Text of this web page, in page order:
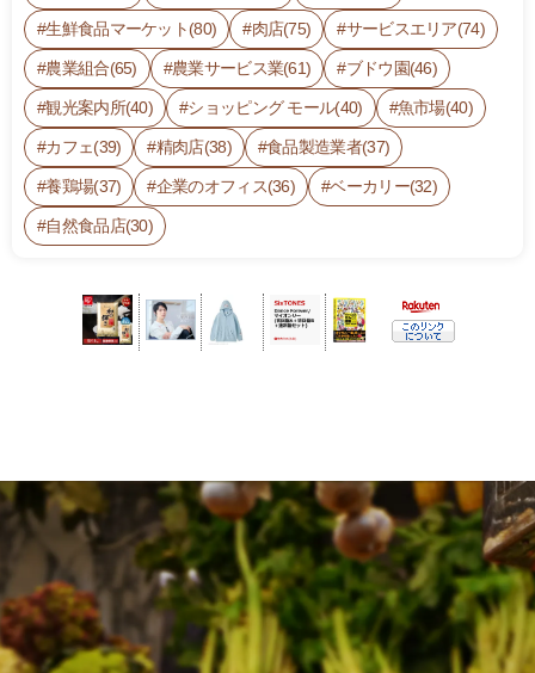
生鮮食品マーケット(80) 肉店(75) サービスエリア(74)
農業組合(65) 農業サービス業(61) ブドウ園(46)
観光案内所(40) ショッピング モール(40) 魚市場(40)
カフェ(39) 精肉店(38) 食品製造業者(37)
養鶏場(37) 企業のオフィス(36) ベーカリー(32)
自然食品店(30)